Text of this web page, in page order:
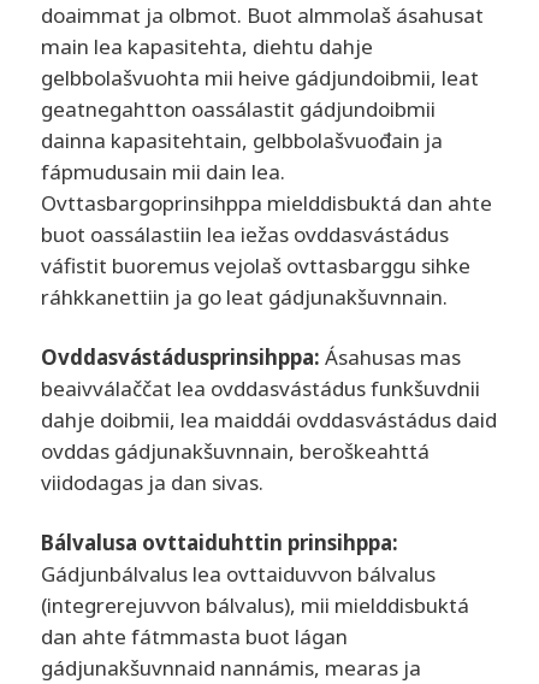
doaimmat ja olbmot. Buot almmolaš ásahusat
main lea kapasitehta, diehtu dahje
gelbbolašvuohta mii heive gádjundoibmii, leat
geatnegahtton oassálastit gádjundoibmii
dainna kapasitehtain, gelbbolašvuođain ja
fápmudusain mii dain lea.
Ovttasbargoprinsihppa mielddisbuktá dan ahte
buot oassálastiin lea iežas ovddasvástádus
váfistit buoremus vejolaš ovttasbarggu sihke
ráhkkanettiin ja go leat gádjunakšuvnnain.
Ovddasvástádusprinsihppa: Ásahusas mas
beaivválaččat lea ovddasvástádus funkšuvdnii
dahje doibmii, lea maiddái ovddasvástádus daid
ovddas gádjunakšuvnnain, beroškeahttá
viidodagas ja dan sivas.
Bálvalusa ovttaiduhttin prinsihppa:
Gádjunbálvalus lea ovttaiduvvon bálvalus
(integrerejuvvon bálvalus), mii mielddisbuktá
dan ahte fátmmasta buot lágan
gádjunakšuvnnaid nannámis, mearas ja